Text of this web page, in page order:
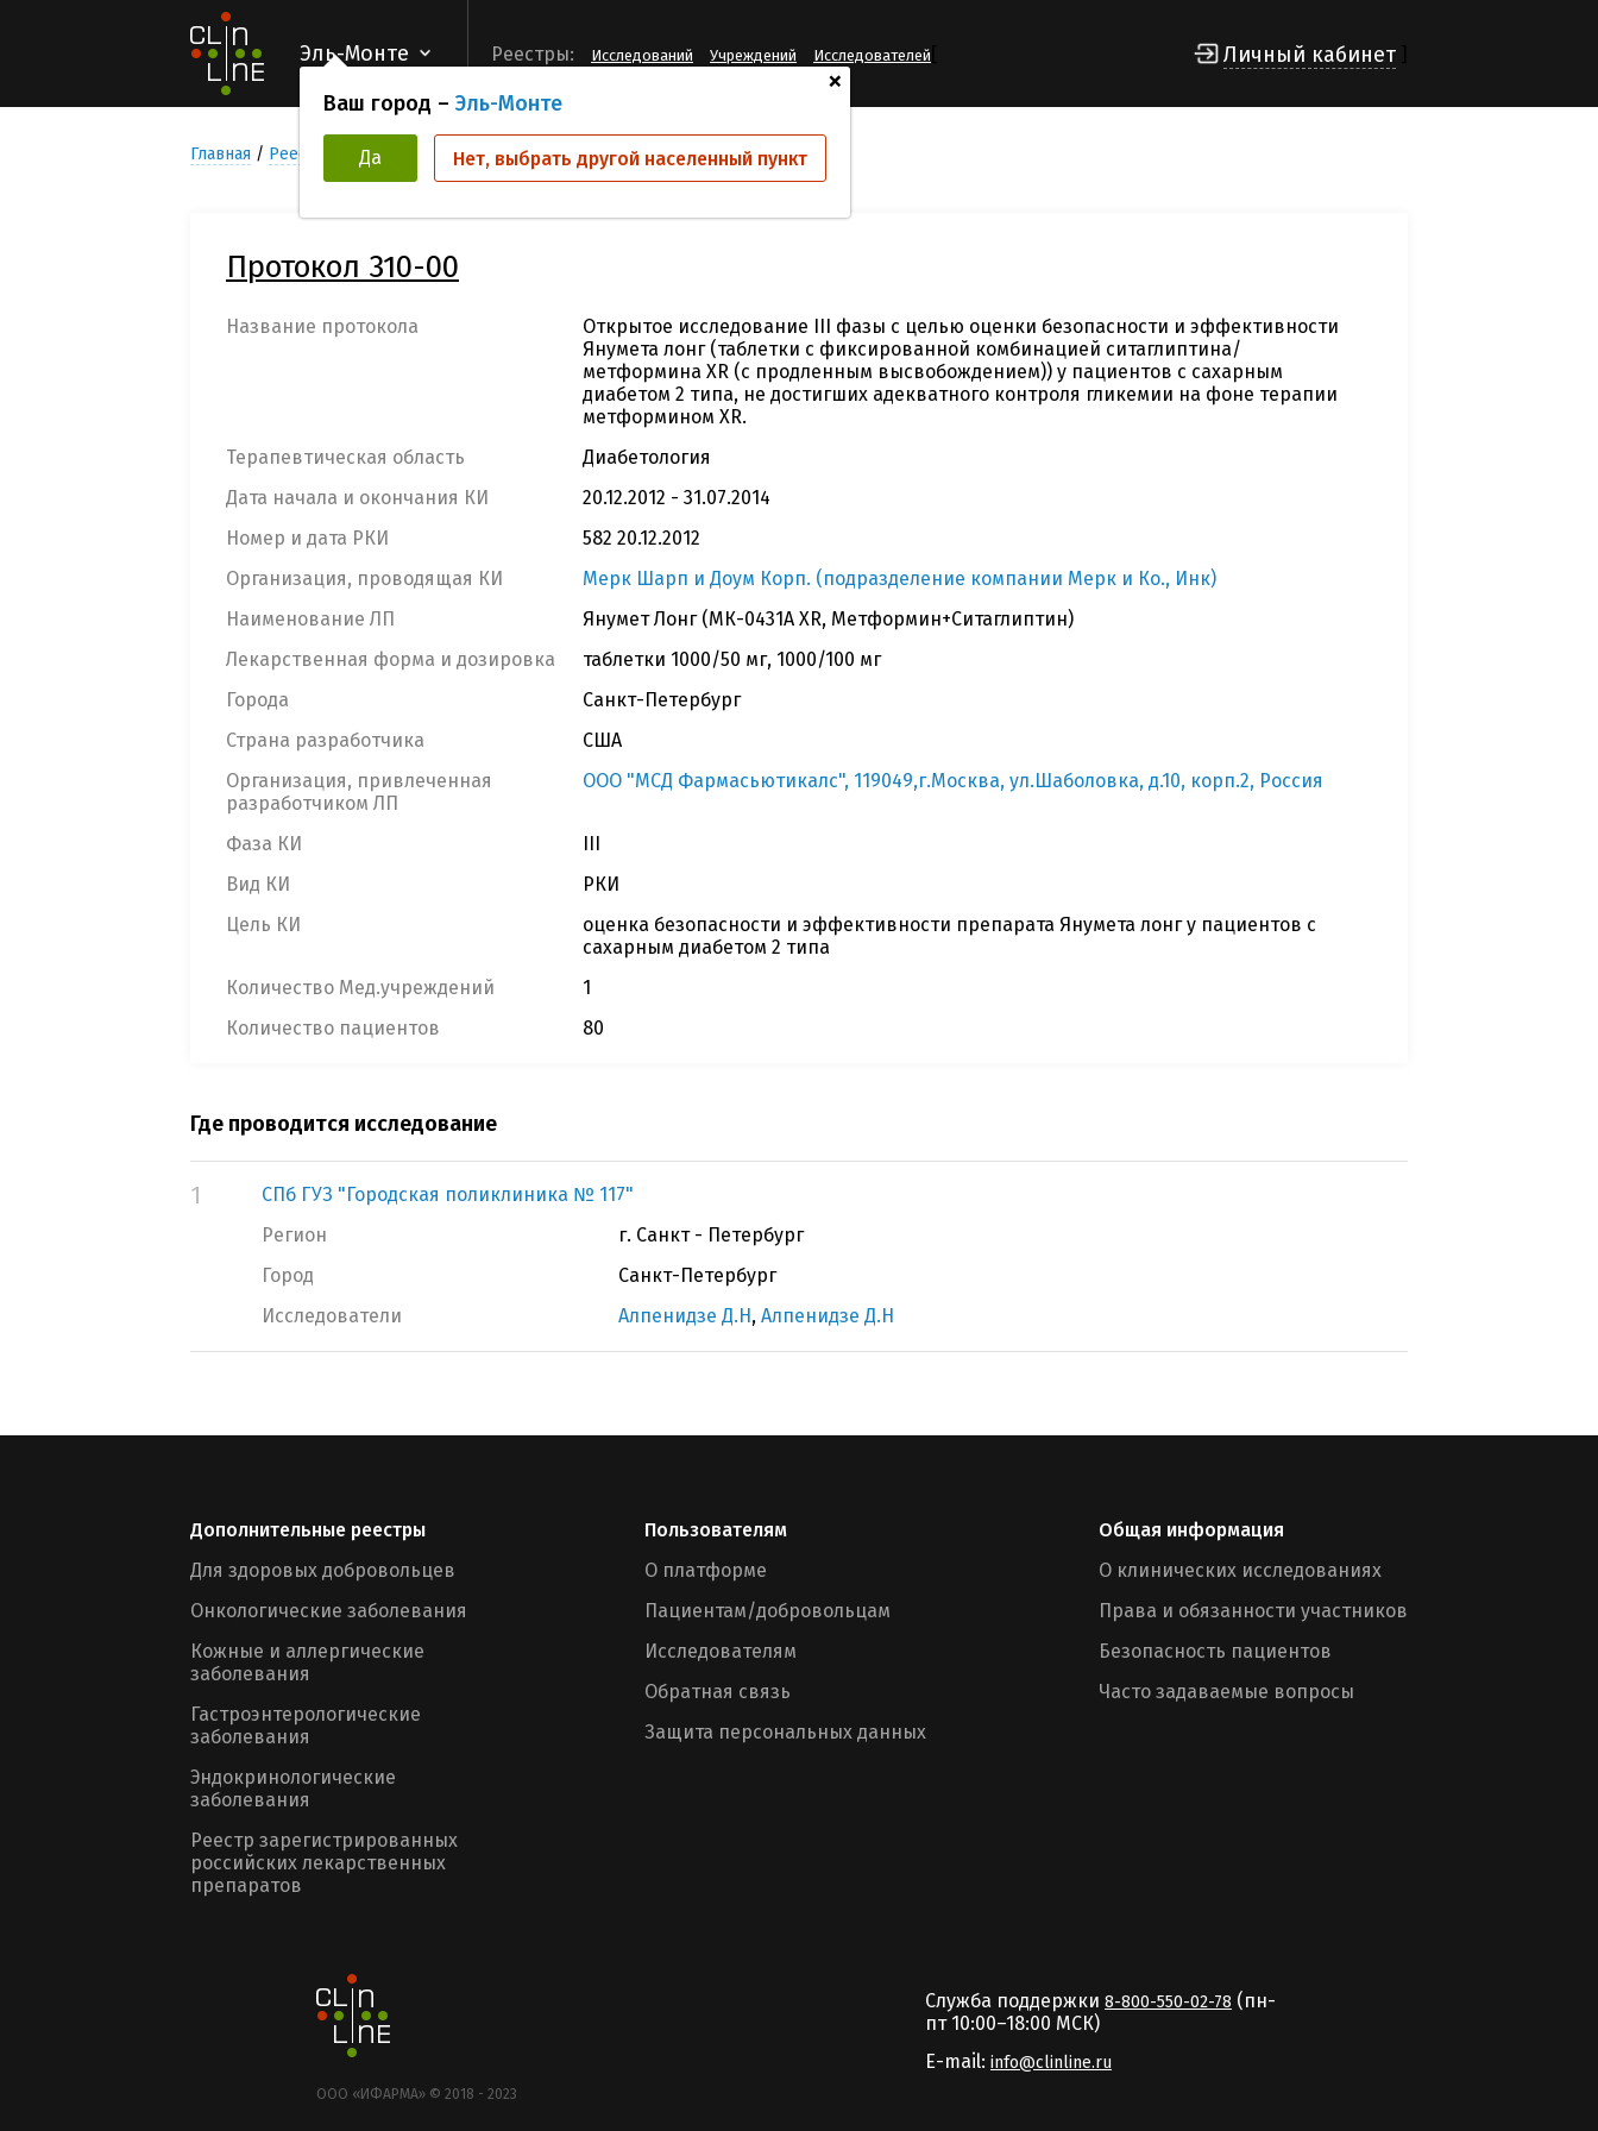
Эль-Монте
+
Ваш город – Эль-Монте
Да Нет, выбрать другой населенный пункт
Реестры: Исследований Учреждений Исследователей Личный кабинет
Главная Реестр Клинических исследований 310-00
Протокол 310-00
Название протокола
Открытое исследование III фазы с целью оценки безопасности и эффективности
Янумета лонг (таблетки с фиксированной комбинацией ситаглиптина/
метформина XR (с продленным высвобождением)) у пациентов с сахарным
диабетом 2 типа, не достигших адекватного контроля гликемии на фоне терапии
метформином XR.
Терапевтическая область
Диабетология
Дата начала и окончания КИ
20.12.2012 - 31.07.2014
Номер и дата РКИ
582 20.12.2012
Организация, проводящая КИ
Мерк Шарп и Доум Корп. (подразделение компании Мерк и Ко., Инк)
Наименование ЛП
Янумет Лонг (МК-0431А XR, Метформин+Ситаглиптин)
Лекарственная форма и дозировка
таблетки 1000/50 мг, 1000/100 мг
Города
Санкт-Петербург
Страна разработчика
США
Организация, привлеченная
разработчиком ЛП
ООО "МСД Фармасьютикалс", 119049,г.Москва, ул.Шаболовка, д.10, корп.2, Россия
Фаза КИ
III
Вид КИ
РКИ
Цель КИ
оценка безопасности и эффективности препарата Янумета лонг у пациентов с
сахарным диабетом 2 типа
Количество Мед.учреждений
1
Количество пациентов
80
Где проводится исследование
1
СПб ГУЗ "Городская поликлиника № 117"
Регион
г. Санкт - Петербург
Город
Санкт-Петербург
Исследователи
Алпенидзе Д.Н, Алпенидзе Д.Н
Дополнительные реестры
Для здоровых добровольцев
Онкологические заболевания
Кожные и аллергические
заболевания
Гастроэнтерологические
заболевания
Эндокринологические
заболевания
Реестр зарегистрированных
российских лекарственных
препаратов
Пользователям
О платформе
Пациентам/добровольцам
Исследователям
Обратная связь
Защита персональных данных
Общая информация
О клинических исследованиях
Права и обязанности участников
Безопасность пациентов
Часто задаваемые вопросы
ООО «ИФАРМА» © 2018 - 2023
Служба поддержки 8-800-550-02-78 (пн-
пт 10:00–18:00 MCК)
E-mail: info@clinline.ru